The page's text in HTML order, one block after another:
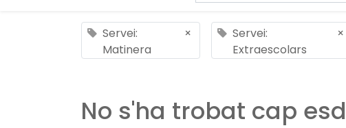
Servei:
Matinera
×
Servei:
Extraescolars
×
No s'ha trobat cap